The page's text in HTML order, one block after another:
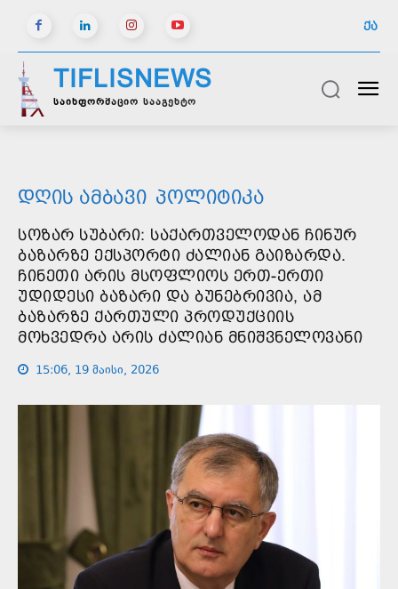
ᲥᲐ
TIFLISNEWS
საინფორმაციო სააგენტო
ᲓᲦᲘᲡ ᲐᲛᲑᲐᲕᲘ ᲞᲝᲚᲘᲢᲘᲙᲐ
ᲡᲝᲖᲐᲠ ᲡᲣᲑᲐᲠᲘ: ᲡᲐᲥᲐᲠᲗᲕᲔᲚᲝᲓᲐᲜ ᲩᲘᲜᲣᲠ
ᲑᲐᲖᲐᲠᲖᲔ ᲔᲥᲡᲞᲝᲠᲢᲘ ᲫᲐᲚᲘᲐᲜ ᲒᲐᲘᲖᲐᲠᲓᲐ.
ᲩᲘᲜᲔᲗᲘ ᲐᲠᲘᲡ ᲛᲡᲝᲤᲚᲘᲝᲡ ᲔᲠᲗ-ᲔᲠᲗᲘ
ᲣᲓᲘᲓᲔᲡᲘ ᲑᲐᲖᲐᲠᲘ ᲓᲐ ᲑᲣᲜᲔᲑᲠᲘᲕᲘᲐ, ᲐᲛ
ᲑᲐᲖᲐᲠᲖᲔ ᲥᲐᲠᲗᲣᲚᲘ ᲞᲠᲝᲓᲣᲥᲪᲘᲘᲡ
ᲛᲝᲮᲕᲔᲓᲠᲐ ᲐᲠᲘᲡ ᲫᲐᲚᲘᲐᲜ ᲛᲜᲘᲨᲕᲜᲔᲚᲝᲕᲐᲜᲘ
15:06, 19 მაისი, 2026